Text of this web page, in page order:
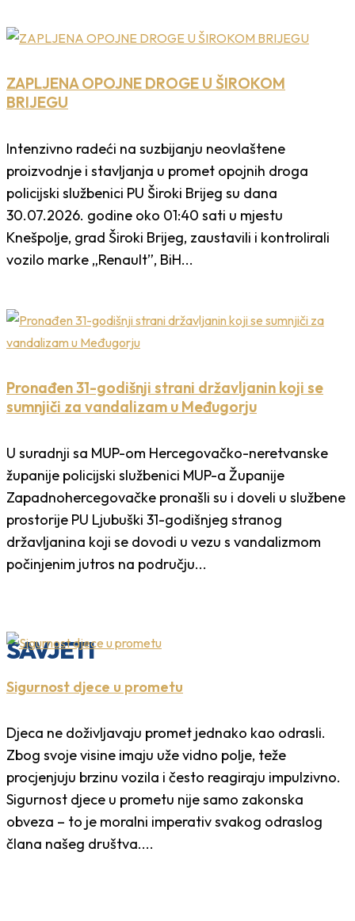
ZAPLJENA OPOJNE DROGE U ŠIROKOM
BRIJEGU
Intenzivno radeći na suzbijanju neovlaštene
proizvodnje i stavljanja u promet opojnih droga
policijski službenici PU Široki Brijeg su dana
30.07.2026. godine oko 01:40 sati u mjestu
Knešpolje, grad Široki Brijeg, zaustavili i kontrolirali
vozilo marke „Renault”, BiH...
Pronađen 31-godišnji strani državljanin koji se
sumnjiči za vandalizam u Međugorju
U suradnji sa MUP-om Hercegovačko-neretvanske
županije policijski službenici MUP-a Županije
Zapadnohercegovačke pronašli su i doveli u službene
prostorije PU Ljubuški 31-godišnjeg stranog
državljanina koji se dovodi u vezu s vandalizmom
počinjenim jutros na području...
SAVJETI
Sigurnost djece u prometu
Djeca ne doživljavaju promet jednako kao odrasli.
Zbog svoje visine imaju uže vidno polje, teže
procjenjuju brzinu vozila i često reagiraju impulzivno.
Sigurnost djece u prometu nije samo zakonska
obveza – to je moralni imperativ svakog odraslog
člana našeg društva....